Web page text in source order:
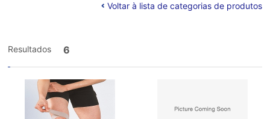
Voltar à lista de categorias de produtos
Resultados 6